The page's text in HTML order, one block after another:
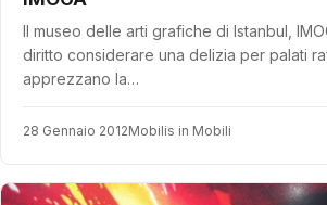
Il museo delle arti grafiche di Istanbul,
diritto considerare una delizia per palati
apprezzano la…
28 Gennaio 2012Mobilis in Mobili